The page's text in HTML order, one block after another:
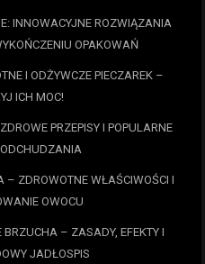
INNOWACYJNE ROZWIĄZANIA
OPAKOWAŃ
I ODŻYWCZE PIECZAREK –
ICH MOC!
PRZEPISY I POPULARNE
– ZDROWOTNE WŁAŚCIWOŚCI I
OWOCU
– ZASADY, EFEKTY I
JADŁOSPIS